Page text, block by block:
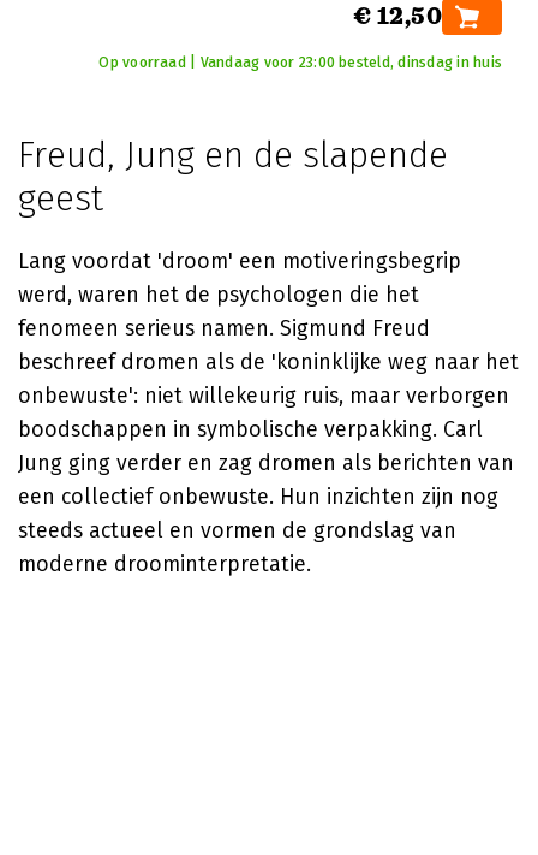
€ 12,50
Op voorraad | Vandaag voor 23:00 besteld, dinsdag in huis
Freud, Jung en de slapende
geest
Lang voordat 'droom' een motiveringsbegrip
werd, waren het de psychologen die het
fenomeen serieus namen. Sigmund Freud
beschreef dromen als de 'koninklijke weg naar het
onbewuste': niet willekeurig ruis, maar verborgen
boodschappen in symbolische verpakking. Carl
Jung ging verder en zag dromen als berichten van
een collectief onbewuste. Hun inzichten zijn nog
steeds actueel en vormen de grondslag van
moderne droominterpretatie.